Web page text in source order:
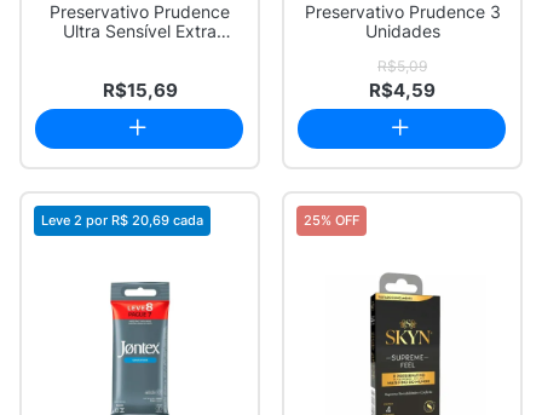
Preservativo Prudence
Ultra Sensível Extra
R$15,69
Preservativo Prudence 3
Unidades
R$5,09
R$4,59
Leve 2 por R$ 20,69 cada 25% OFF